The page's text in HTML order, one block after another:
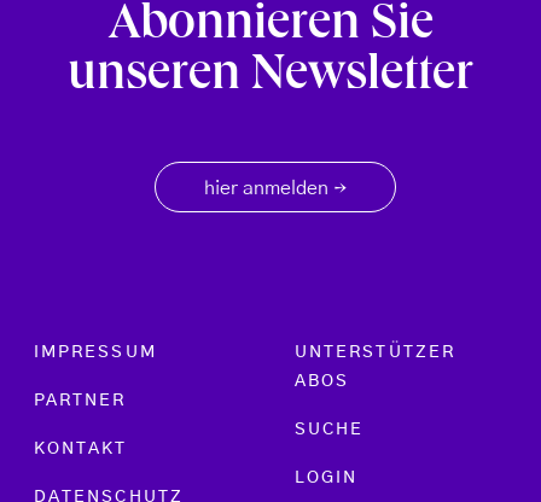
Abonnieren Sie
unseren Newsletter
hier anmelden →
Footer menu
IMPRESSUM
PARTNER
KONTAKT
DATENSCHUTZ
UNTERSTÜTZER
ABOS
SUCHE
LOGIN